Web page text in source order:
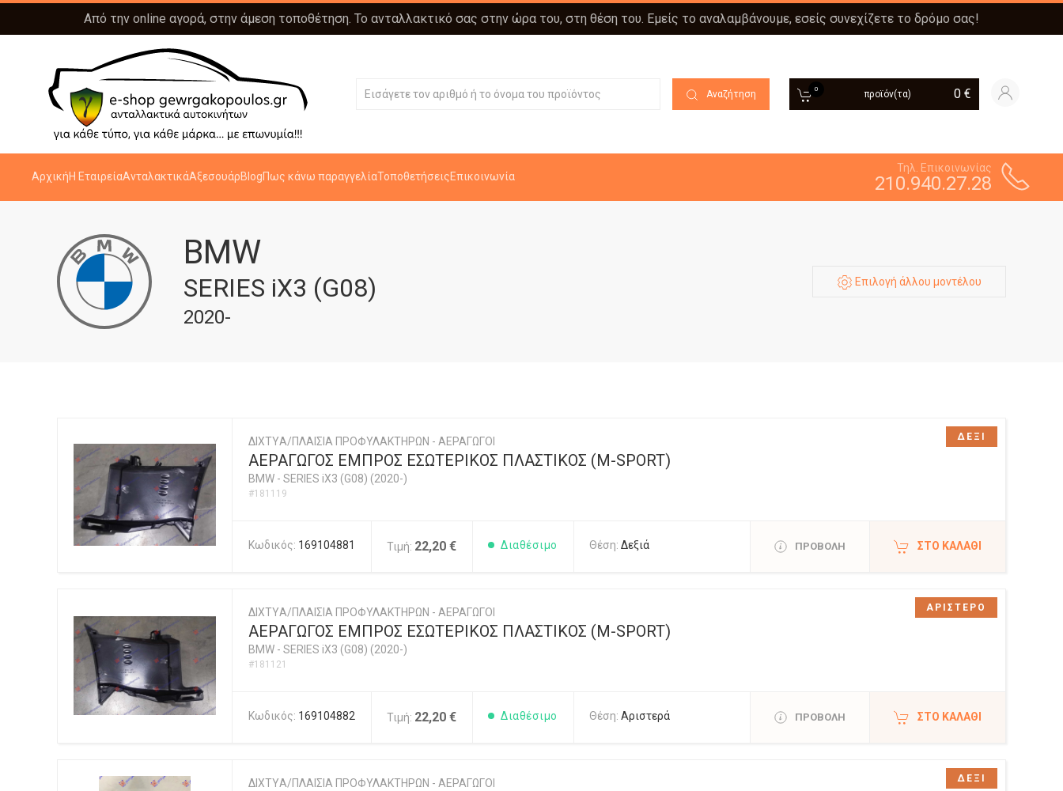
Από την online αγορά, στην άμεση τοποθέτηση. Το ανταλλακτικό σας στην ώρα του, στη θέση του. Εμείς το αναλαμβάνουμε, εσείς συνεχίζετε το δρόμο σας!
Αναζήτηση 0 προϊόν(τα) 0 €
ΑρχικήΗ ΕταιρείαΑνταλακτικάΑξεσουάρBlogΠως κάνω παραγγελίαΤοποθετήσειςΕπικοινωνία
Τηλ. Επικοινωνίας
210.940.27.28
BMW
SERIES iX3 (G08)
2020-
Επιλογή άλλου μοντέλου
ΔΙΧΤYΑ/ΠΛΑΙΣΙΑ ΠΡΟΦΥΛΑΚΤΗΡΩΝ - ΑΕΡΑΓΩΓΟΙ
ΑΕΡΑΓΩΓΟΣ ΕΜΠΡΟΣ ΕΣΩΤΕΡΙΚΟΣ ΠΛΑΣΤΙΚΟΣ (M-SPORT)
BMW - SERIES iX3 (G08) (2020-)
#181119
Κωδικός: 169104881 Τιμή: 22,20 € Διαθέσιμο Θέση: Δεξιά ΠΡΟΒΟΛΗ ΣΤΟ ΚΑΛΆΘΙ
ΔΕΞΙ
ΔΙΧΤYΑ/ΠΛΑΙΣΙΑ ΠΡΟΦΥΛΑΚΤΗΡΩΝ - ΑΕΡΑΓΩΓΟΙ
ΑΕΡΑΓΩΓΟΣ ΕΜΠΡΟΣ ΕΣΩΤΕΡΙΚΟΣ ΠΛΑΣΤΙΚΟΣ (M-SPORT)
BMW - SERIES iX3 (G08) (2020-)
#181121
Κωδικός: 169104882 Τιμή: 22,20 € Διαθέσιμο Θέση: Αριστερά ΠΡΟΒΟΛΗ ΣΤΟ ΚΑΛΆΘΙ
ΑΡΙΣΤΕΡΟ
ΔΙΧΤYΑ/ΠΛΑΙΣΙΑ ΠΡΟΦΥΛΑΚΤΗΡΩΝ - ΑΕΡΑΓΩΓΟΙ ΔΕΞΙ